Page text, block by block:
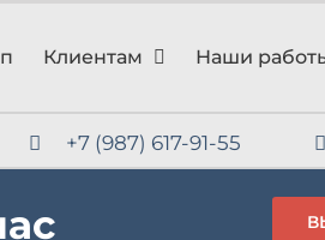
Клиентам Наши
+7 (987) 617-91-55